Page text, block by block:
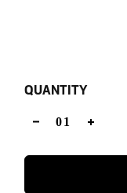
QUANTITY